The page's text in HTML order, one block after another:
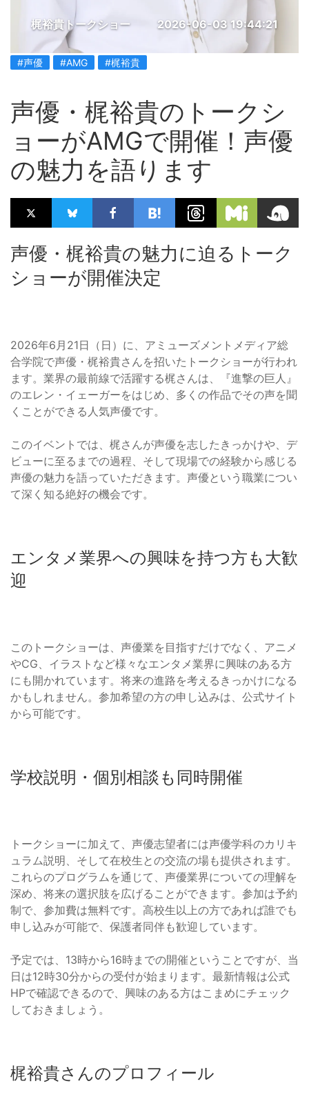
梶裕貴トークショー 2026-06-03 19:44:21
#声優 #AMG #梶裕貴
声優・梶裕貴のトークシ
ョーがAMGで開催！声優
の魅力を語ります
声優・梶裕貴の魅力に迫るトーク
ショーが開催決定
2026年6月21日（日）に、アミューズメントメディア総
合学院で声優・梶裕貴さんを招いたトークショーが行われ
ます。業界の最前線で活躍する梶さんは、『進撃の巨人』
のエレン・イェーガーをはじめ、多くの作品でその声を聞
くことができる人気声優です。
このイベントでは、梶さんが声優を志したきっかけや、デ
ビューに至るまでの過程、そして現場での経験から感じる
声優の魅力を語っていただきます。声優という職業につい
て深く知る絶好の機会です。
エンタメ業界への興味を持つ方も大歓
迎
このトークショーは、声優業を目指すだけでなく、アニメ
やCG、イラストなど様々なエンタメ業界に興味のある方
にも開かれています。将来の進路を考えるきっかけになる
かもしれません。参加希望の方の申し込みは、公式サイト
から可能です。
学校説明・個別相談も同時開催
トークショーに加えて、声優志望者には声優学科のカリキ
ュラム説明、そして在校生との交流の場も提供されます。
これらのプログラムを通じて、声優業界についての理解を
深め、将来の選択肢を広げることができます。参加は予約
制で、参加費は無料です。高校生以上の方であれば誰でも
申し込みが可能で、保護者同伴も歓迎しています。
予定では、13時から16時までの開催ということですが、当
日は12時30分からの受付が始まります。最新情報は公式
HPで確認できるので、興味のある方はこまめにチェック
しておきましょう。
梶裕貴さんのプロフィール